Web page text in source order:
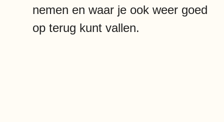
nemen en waar je ook weer goed
op terug kunt vallen.